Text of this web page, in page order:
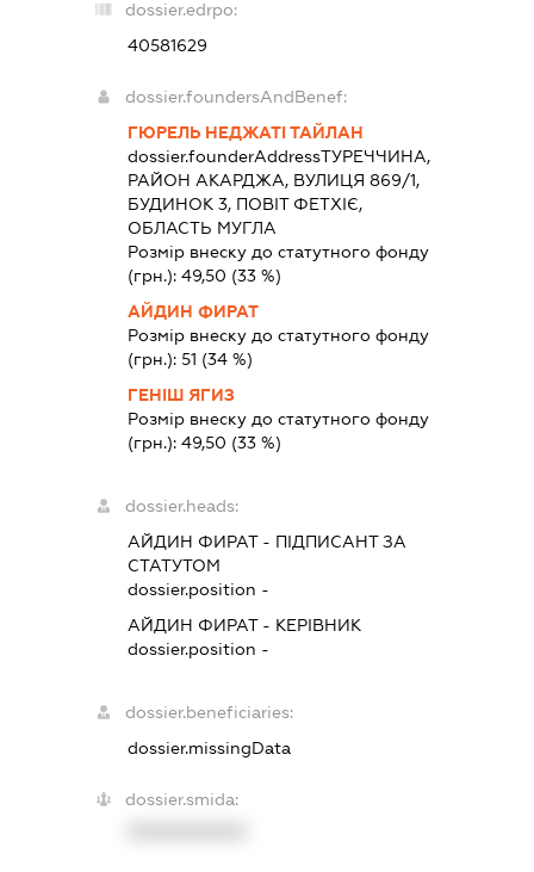
dossier.edrpo:
40581629
dossier.foundersAndBenef:
ГЮРЕЛЬ НЕДЖАТІ ТАЙЛАН
dossier.founderAddressТУРЕЧЧИНА,
РАЙОН АКАРДЖА, ВУЛИЦЯ 869/1,
БУДИНОК 3, ПОВІТ ФЕТХІЄ,
ОБЛАСТЬ МУГЛА
Розмір внеску до статутного фонду
(грн.):49,50 (33 %)
АЙДИН ФИРАТ
Розмір внеску до статутного фонду
(грн.):51 (34 %)
ГЕНІШ ЯГИЗ
Розмір внеску до статутного фонду
(грн.):49,50 (33 %)
dossier.heads:
АЙДИН ФИРАТ- ПІДПИСАНТЗА
СТАТУТОМ
dossier.position -
АЙДИН ФИРАТ- КЕРІВНИК
dossier.position -
dossier.beneficiaries:
dossier.missingData
dossier.smida: